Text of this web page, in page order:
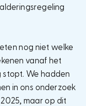
nog niet welke
vanaf het
stopt. We hadden
in ons onderzoek
maar op dit